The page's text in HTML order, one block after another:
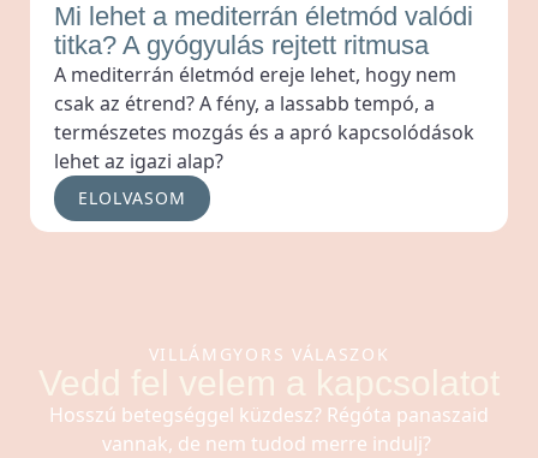
Mi lehet a mediterrán életmód valódi
titka? A gyógyulás rejtett ritmusa
A mediterrán életmód ereje lehet, hogy nem
csak az étrend? A fény, a lassabb tempó, a
természetes mozgás és a apró kapcsolódások
lehet az igazi alap?
ELOLVASOM
VILLÁMGYORS VÁLASZOK
Vedd fel velem a kapcsolatot
Hosszú betegséggel küzdesz? Régóta panaszaid
vannak, de nem tudod merre indulj?